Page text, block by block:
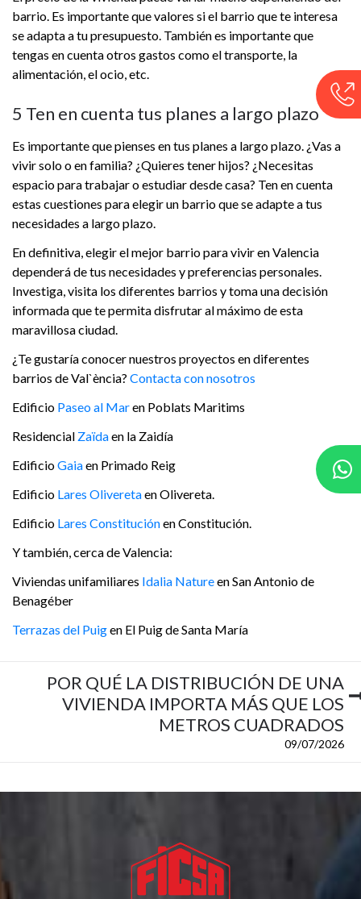
barrio. Es importante que valores si el barrio que te interesa
se adapta a tu presupuesto. También es importante que
tengas en cuenta otros gastos como el transporte, la
alimentación, el ocio, etc.
5 Ten en cuenta tus planes a largo plazo
Es importante que pienses en tus planes a largo plazo. ¿Vas a
vivir solo o en familia? ¿Quieres tener hijos? ¿Necesitas
espacio para trabajar o estudiar desde casa? Ten en cuenta
estas cuestiones para elegir un barrio que se adapte a tus
necesidades a largo plazo.
En definitiva, elegir el mejor barrio para vivir en Valencia
dependerá de tus necesidades y preferencias personales.
Investiga, visita los diferentes barrios y toma una decisión
informada que te permita disfrutar al máximo de esta
maravillosa ciudad.
¿Te gustaría conocer nuestros proyectos en diferentes
barrios de Val`ència? Contacta con nosotros
Edificio Paseo al Maren Poblats Maritims
Residencial Zaïdaen la Zaidía
EdificioGaiaen Primado Reig
Edificio Lares Oliveretaen Olivereta.
Edificio Lares Constituciónen Constitución.
Y también, cerca de Valencia:
Viviendas unifamiliares Idalia Natureen San Antonio de
Benagéber
Terrazas del Puigen El Puig de Santa María
POR QUÉ LA DISTRIBUCIÓN DE UNA
VIVIENDA IMPORTA MÁS QUE LOS
METROS CUADRADOS
09/07/2026